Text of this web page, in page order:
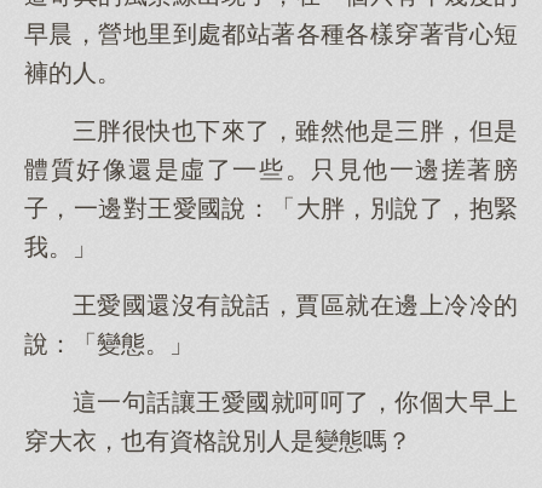
早晨，營地里到處都站著各種各樣穿著背心短
褲的人。
三胖很快也下來了，雖然他是三胖，但是
體質好像還是虛了一些。只見他一邊搓著膀
子，一邊對王愛國說：「大胖，別說了，抱緊
我。」
王愛國還沒有說話，賈區就在邊上冷冷的
說：「變態。」
這一句話讓王愛國就呵呵了，你個大早上
穿大衣，也有資格說別人是變態嗎？